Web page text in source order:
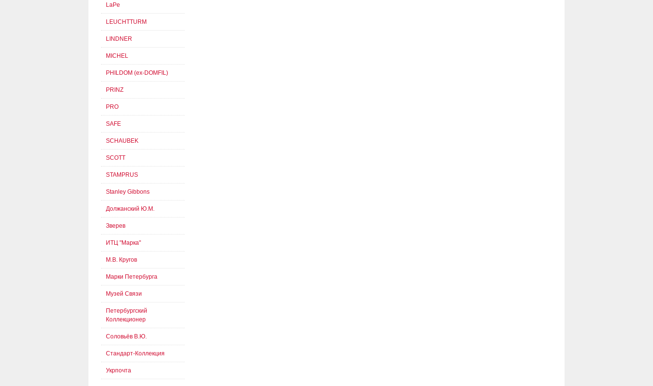
LaPe
LEUCHTTURM
LINDNER
MICHEL
PHILDOM (ex-DOMFIL)
PRINZ
PRO
SAFE
SCHAUBEK
SCOTT
STAMPRUS
Stanley Gibbons
Должанский Ю.М.
Зверев
ИТЦ "Марка"
М.В. Кругов
Марки Петербурга
Музей Связи
Петербургский
Коллекционер
Соловьёв В.Ю.
Стандарт-Коллекция
Укрпочта